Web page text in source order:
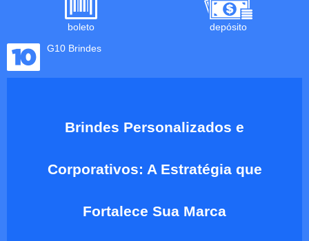
boleto
depósito
G10 Brindes
Brindes Personalizados e
Corporativos: A Estratégia que
Fortalece Sua Marca